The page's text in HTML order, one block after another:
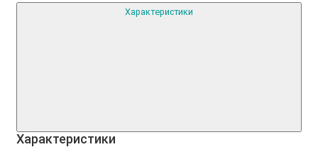
Xарактеристики